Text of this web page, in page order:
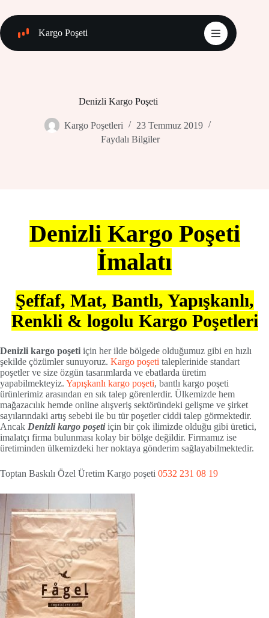
content
Kargo Poşeti
Denizli Kargo Poşeti
Kargo Poşetleri
23 Temmuz 2019
Faydalı Bilgiler
Denizli Kargo Poşeti
İmalatı
Şeffaf, Mat, Bantlı, Yapışkanlı,
Renkli & logolu Kargo Poşetleri
Denizli kargo poşeti için her ilde bölgede olduğumuz gibi en hızlı
şekilde çözümler sunuyoruz. Kargo poşeti taleplerinide standart
poşetler ve size özgün tasarımlarda ve ebatlarda üretim
yapabilmekteyiz. Yapışkanlı kargo poşeti, bantlı kargo poşeti
ürünlerimiz arasından en sık talep görenlerdir. Ülkemizde hem
mağazacılık hemde online alışveriş sektöründeki gelişme ve şirket
sayılarındaki artış sebebi ile bu tür poşetler ciddi talep görmektedir.
Ancak Denizli kargo poşetiiçin bir çok ilimizde olduğu gibi üretici,
imalatçı firma bulunması kolay bir bölge değildir. Firmamız ise
üretiminden ülkemizdeki her noktaya gönderim sağlayabilmektedir.
Toptan Baskılı Özel Üretim Kargo poşeti 0532 231 08 19